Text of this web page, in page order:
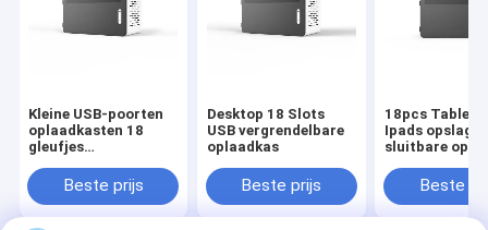
Kleine USB-poorten
oplaadkasten 18
gleufjes
Beste prijs
Desktop 18 Slots
USB vergrendelbare
oplaadkas
Beste prijs
18pcs
Ipads opslag
sluitbare
Beste